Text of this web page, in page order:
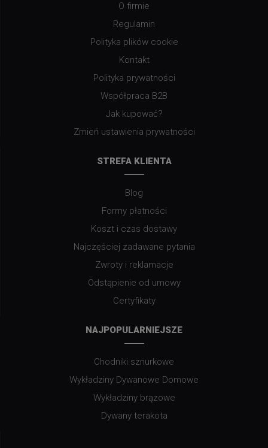
O firmie
Regulamin
Polityka plików cookie
Kontakt
Polityka prywatności
Współpraca B2B
Jak kupować?
Zmień ustawienia prywatności
STREFA KLIENTA
Blog
Formy płatności
Koszt i czas dostawy
Najczęściej zadawane pytania
Zwroty i reklamacje
Odstąpienie od umowy
Certyfikaty
NAJPOPULARNIEJSZE
Chodniki sznurkowe
Wykładziny Dywanowe Domowe
Wykładziny brązowe
Dywany terakota